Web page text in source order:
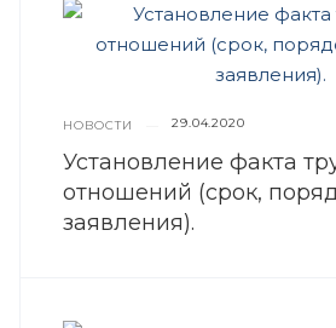
НОВОСТИ 29.04.2020
Установление факта
отношений (срок,
заявления).